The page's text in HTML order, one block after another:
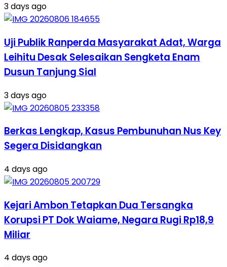
3 days ago
Uji Publik Ranperda Masyarakat Adat, Warga
Leihitu Desak Selesaikan Sengketa Enam
Dusun Tanjung Sial
3 days ago
Berkas Lengkap, Kasus Pembunuhan Nus Key
Segera Disidangkan
4 days ago
Kejari Ambon Tetapkan Dua Tersangka
Korupsi PT Dok Waiame, Negara Rugi Rp18,9
Miliar
4 days ago